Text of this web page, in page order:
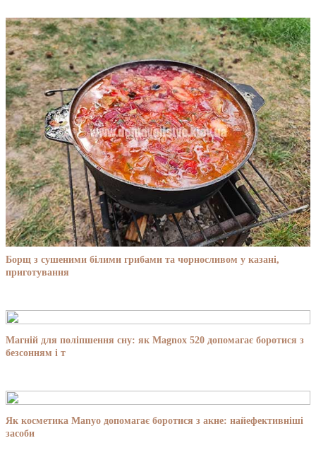
Борщ з сушеними білими грибами та чорносливом у казані,
приготування
Магній для поліпшення сну: як Magnox 520 допомагає боротися з
безсонням і т
Як косметика Manyo допомагає боротися з акне: найефективніші
засоби